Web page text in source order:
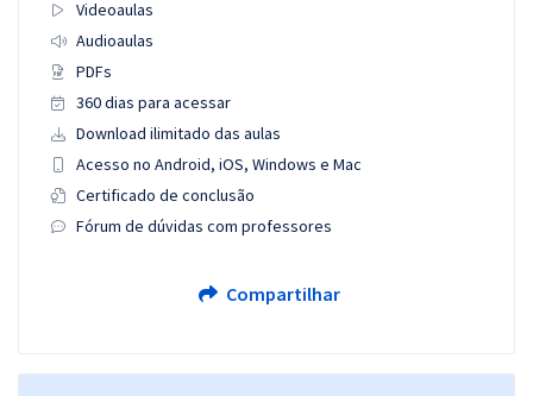
Videoaulas
Audioaulas
PDFs
360 dias para acessar
Download ilimitado das aulas
Acesso no Android, iOS, Windows e Mac
Certificado de conclusão
Fórum de dúvidas com professores
Compartilhar